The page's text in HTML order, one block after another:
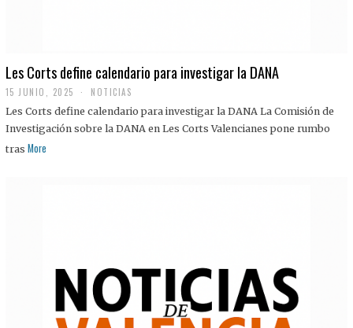
Les Corts define calendario para investigar la DANA
15 JUNIO, 2025 NOTICIAS
Les Corts define calendario para investigar la DANA La Comisión de
Investigación sobre la DANA en Les Corts Valencianes pone rumbo
tras More